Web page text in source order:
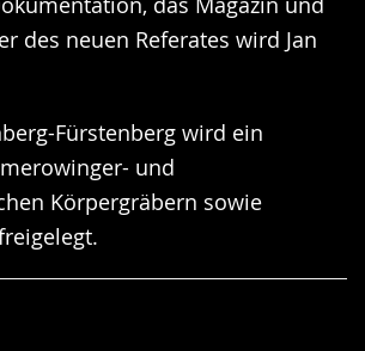
des neuen Referates wird Jan
Fürstenberg wird ein
und
Körpergräbern sowie